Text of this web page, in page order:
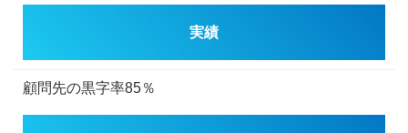
実績
顧問先の黒字率85％